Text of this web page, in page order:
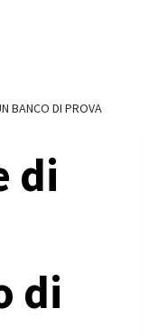
BANCO DI PROVA
di
di